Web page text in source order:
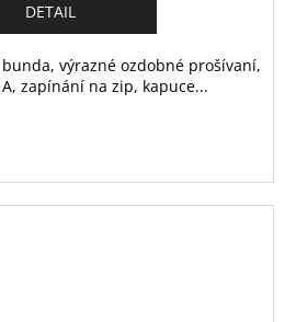
DETAIL
výrazné ozdobné prošívaní,
zapínání na zip, kapuce...